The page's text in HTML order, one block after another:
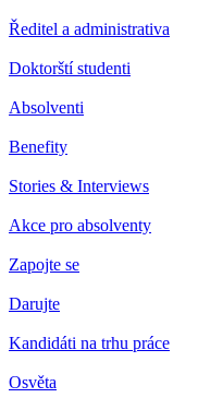
Ředitel a administrativa
Doktorští studenti
Absolventi
Benefity
Stories & Interviews
Akce pro absolventy
Zapojte se
Darujte
Kandidáti na trhu práce
Osvěta